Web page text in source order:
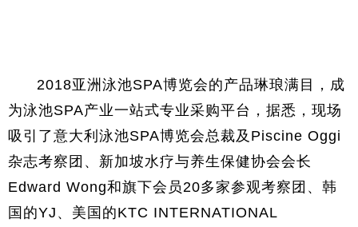
2018亚洲泳池SPA博览会的产品琳琅满目，成
为泳池SPA产业一站式专业采购平台，据悉，现场
吸引了意大利泳池SPA博览会总裁及Piscine Oggi
杂志考察团、新加坡水疗与养生保健协会会长
Edward Wong和旗下会员20多家参观考察团、韩
国的YJ、美国的KTC INTERNATIONAL